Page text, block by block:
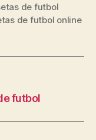
de futbol
de futbol online
futbol